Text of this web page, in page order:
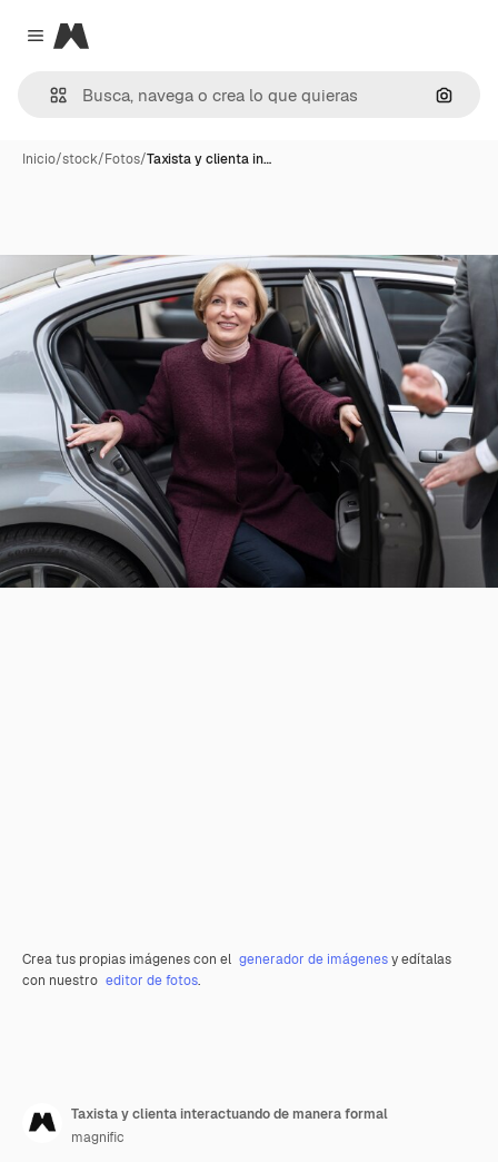
Close menu
Magnific
Inicio/stock/Fotos/Taxista y clienta in…
Crea tus propias imágenes con el generador de imágenesy edítalas
con nuestro editor de fotos.
Taxista y clienta interactuando de manera formal
magnific